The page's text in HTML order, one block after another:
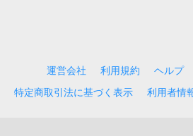
運営会社 利用規約 ヘルプ
特定商取引法に基づく表示 利用者情